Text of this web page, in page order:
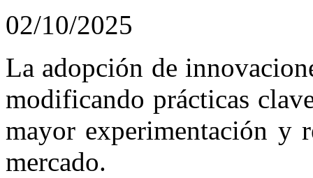
02/10/2025
La adopción de
modificando prácticas
mayor experimentación y
mercado.